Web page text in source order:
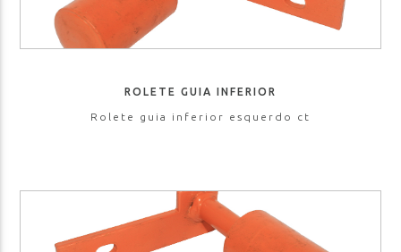
ROLETE GUIA INFERIOR
Rolete guia inferior esquerdo ct